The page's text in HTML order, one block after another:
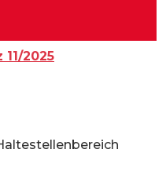
11/2025